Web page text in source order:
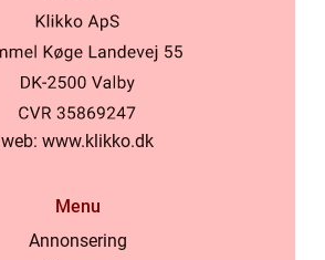
web: www.klikko.dk
Menu
Annonsering